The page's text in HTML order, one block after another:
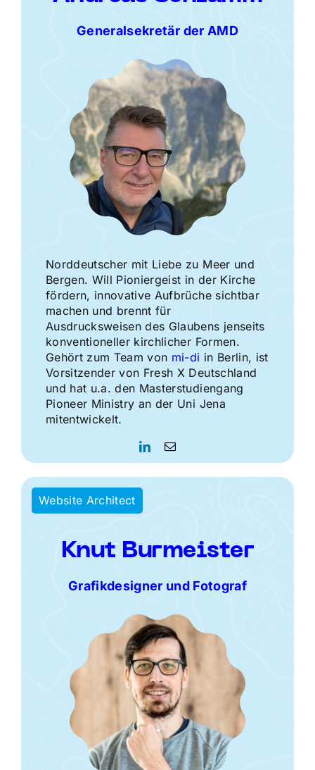
Generalsekretär der AMD
Norddeutscher mit Liebe zu Meer und
Bergen. Will Pioniergeist in der Kirche
fördern, innovative Aufbrüche sichtbar
machen und brennt für
Ausdrucksweisen des Glaubens jenseits
konventioneller kirchlicher Formen.
Gehört zum Team von mi-di in Berlin, ist
Vorsitzender von Fresh X Deutschland
und hat u.a. den Masterstudiengang
Pioneer Ministry an der Uni Jena
mitentwickelt.
Website Architect
Knut Burmeister
Grafikdesigner und Fotograf